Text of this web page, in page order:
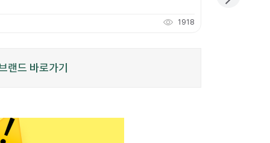
1918
3,666
랜드 바로가기